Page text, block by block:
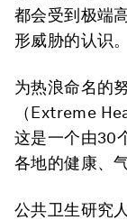
都会受到极端
形威胁的认识
为热浪命名的
（Extreme
这是一个由30
各地的健康、
公共卫生研究